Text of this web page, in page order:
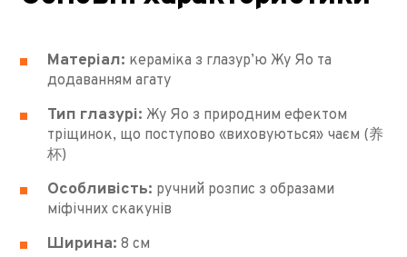
Матеріал: кераміка з глазур’ю Жу Яо та
додаванням агату
Тип глазурі: Жу Яо з природним ефектом
тріщинок, що поступово «виховуються» чаєм (养
杯)
Особливість: ручний розпис з образами
міфічних скакунів
Ширина: 8 см